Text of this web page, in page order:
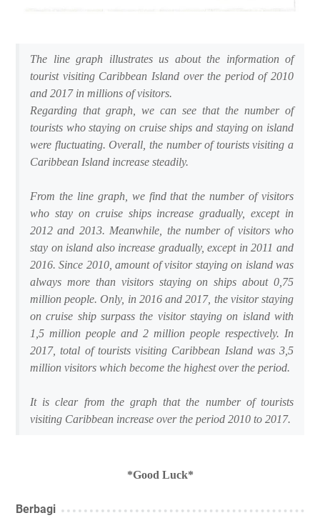
The line graph illustrates us about the information of
tourist visiting Caribbean Island over the period of 2010
and 2017 in millions of visitors.
Regarding that graph, we can see that the number of
tourists who staying on cruise ships and staying on island
were fluctuating. Overall, the number of tourists visiting a
Caribbean Island increase steadily.
From the line graph, we find that the number of visitors
who stay on cruise ships increase gradually, except in
2012 and 2013. Meanwhile, the number of visitors who
stay on island also increase gradually, except in 2011 and
2016. Since 2010, amount of visitor staying on island was
always more than visitors staying on ships about 0,75
million people. Only, in 2016 and 2017, the visitor staying
on cruise ship surpass the visitor staying on island with
1,5 million people and 2 million people respectively. In
2017, total of tourists visiting Caribbean Island was 3,5
million visitors which become the highest over the period.
It is clear from the graph that the number of tourists
visiting Caribbean increase over the period 2010 to 2017.
*Good Luck*
Berbagi